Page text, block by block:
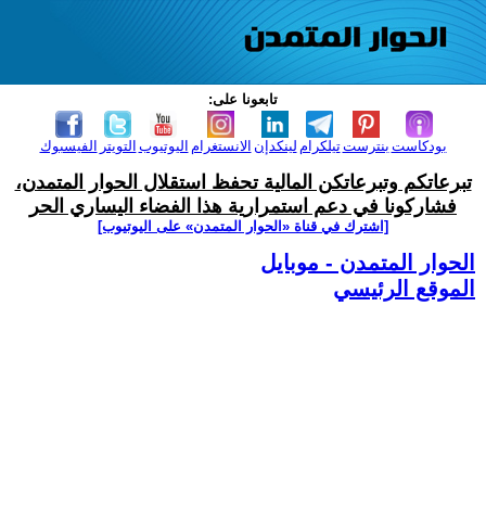
تابعونا على:
الفيسبوك التويتر اليوتيوب الانستغرام لينكدإن تيلكرامبنترست بودكاست
تبرعاتكم وتبرعاتكن المالية تحفظ استقلال الحوار المتمدن،
فشاركونا في دعم استمرارية هذا الفضاء اليساري الحر
[اشترك في قناة ‫«الحوار المتمدن» على اليوتيوب]
الحوار المتمدن - موبايل
الموقع الرئيسي